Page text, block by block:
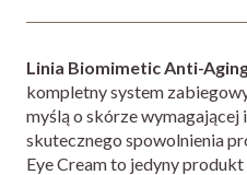
Linia Biomimetic Anti-
kompletny system
myślą o skórze wymagającej
skutecznego spowolnienia
Eye Cream to jedyny